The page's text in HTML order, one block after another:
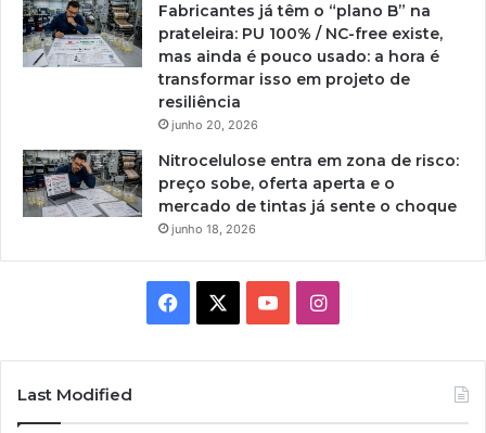
Fabricantes já têm o “plano B” na
prateleira: PU 100% / NC-free existe,
mas ainda é pouco usado: a hora é
transformar isso em projeto de
resiliência
junho 20, 2026
Nitrocelulose entra em zona de risco:
preço sobe, oferta aperta e o
mercado de tintas já sente o choque
junho 18, 2026
Facebook YouTubeInstagram
Last Modified